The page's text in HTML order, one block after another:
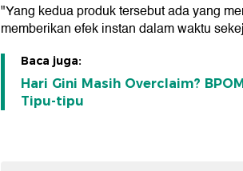
"Yang kedua produk tersebut ada yang
memberikan efek instan dalam waktu
Baca juga:
Hari Gini Masih Overclaim?
Tipu-tipu